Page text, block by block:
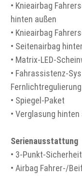
• Knieairbag
hinten außen
• Knieairbag
• Seitenairbag
• Matrix-LED-
• Fahrassistenz-
• Spiegel-Paket
• Verglasung
Serienausstattung
• 3-Punkt-
• Airbag Fahrer-/